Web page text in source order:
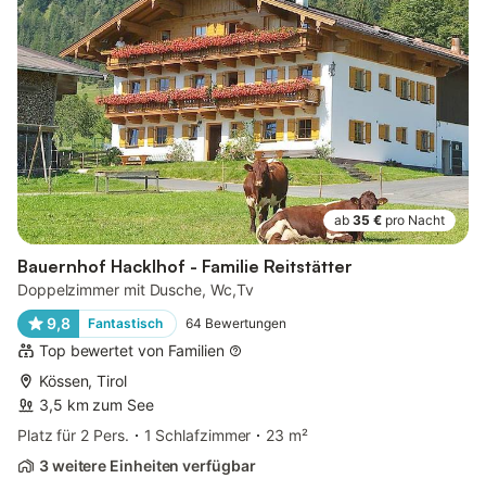
ab 35 € pro Nacht
Bauernhof Hacklhof - Familie Reitstätter
Doppelzimmer mit Dusche, Wc,Tv
9,8
Fantastisch 64 Bewertungen
Top bewertet von Familien
Kössen, Tirol
3,5 km zum See
Platz für 2 Pers.
1 Schlafzimmer
23 m²
3 weitere Einheiten verfügbar